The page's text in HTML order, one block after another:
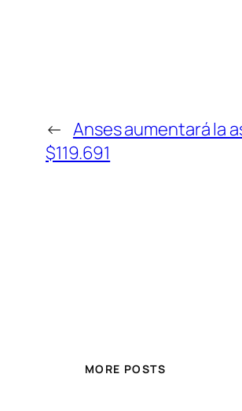
← Anses aumentará la
$119.691
MORE POSTS